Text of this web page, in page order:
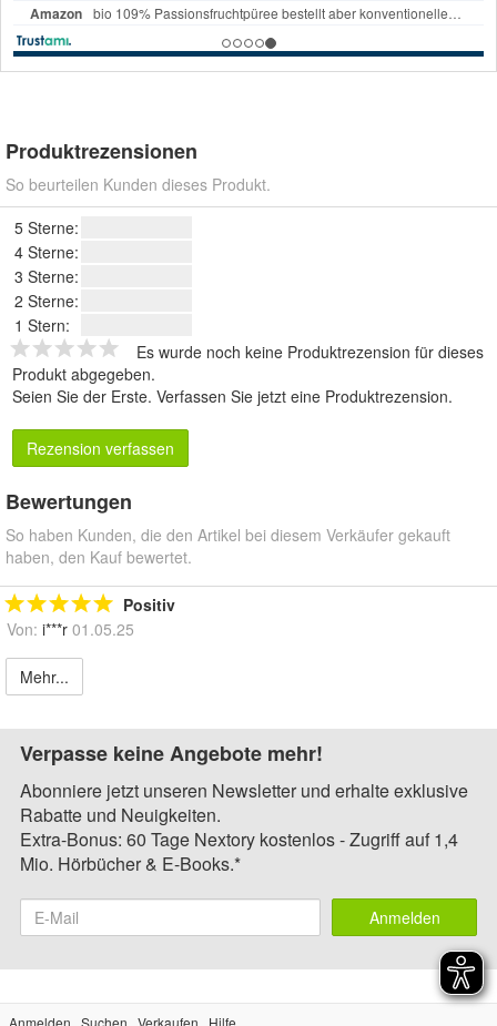
Produktrezensionen
So beurteilen Kunden dieses Produkt.
5 Sterne:
4 Sterne:
3 Sterne:
2 Sterne:
1 Stern:
Es wurde noch keine Produktrezension für dieses
Produkt abgegeben.
Seien Sie der Erste. Verfassen Sie jetzt eine Produktrezension.
Rezension verfassen
Bewertungen
So haben Kunden, die den Artikel bei diesem Verkäufer gekauft
haben, den Kauf bewertet.
Positiv
Von: i***r 01.05.25
Mehr...
Verpasse keine Angebote mehr!
Abonniere jetzt unseren Newsletter und erhalte exklusive
Rabatte und Neuigkeiten.
Extra-Bonus: 60 Tage Nextory kostenlos - Zugriff auf 1,4
Mio. Hörbücher & E-Books.*
Anmelden